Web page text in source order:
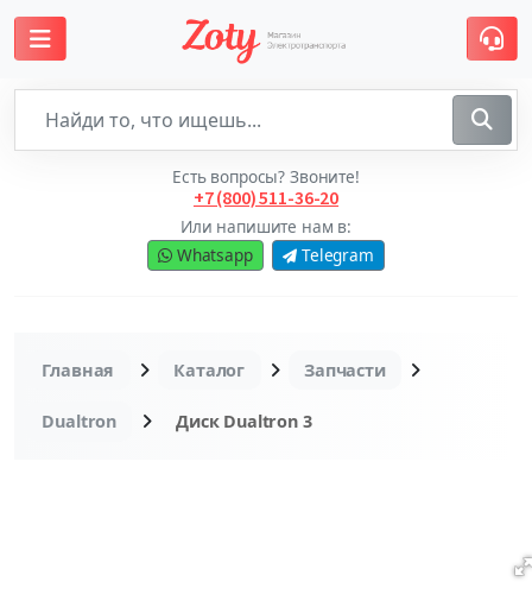
Есть вопросы? Звоните!
+7 (800) 511-36-20
Или напишите нам в:
Whatsapp
Telegram
Главная Каталог Запчасти
Dualtron Диск Dualtron 3